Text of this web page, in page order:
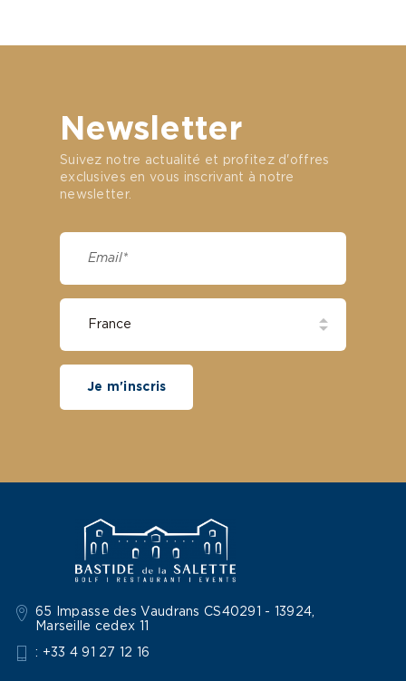
65 Impasse des Vaudrans CS40291 - 13924,
Marseille cedex 11
: +33 4 91 27 12 16
Newsletter
Suivez notre actualité et profitez d'offres
exclusives en vous inscrivant à notre
newsletter.
Je m'inscris